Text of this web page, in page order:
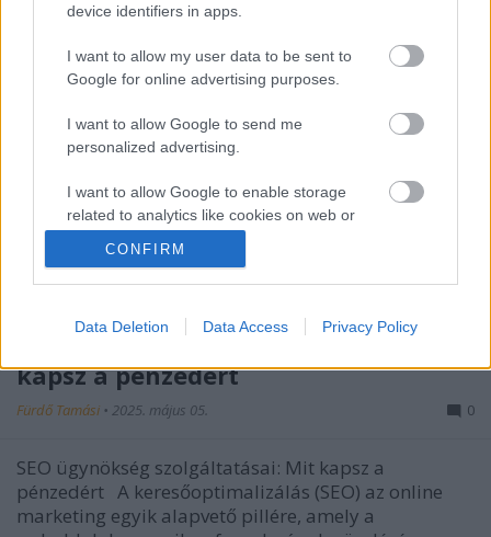
device identifiers in apps.
I want to allow my user data to be sent to
Google for online advertising purposes.
I want to allow Google to send me
personalized advertising.
I want to allow Google to enable storage
related to analytics like cookies on web or
I want to allow Google to enable storage
related to personalization.
I want to allow Google to enable storage
functionality and fraud prevention, and other
user protection.
CONFIRM
Data Deletion Data Access Privacy Policy
SEO ügynökség szolgáltatásai: Mit
kapsz a pénzedért
Fürdő Tamási • 2025. május 05. 0
SEO ügynökség szolgáltatásai: Mit kapsz a
pénzedért A keresőoptimalizálás (SEO) az online
marketing egyik alapvető pillére, amely a